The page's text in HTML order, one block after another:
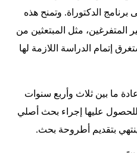
برنامج الدكتوراة. وتمنح هذه
المتفرغين، مثل المبتعثين من
إتمام الدراسة اللازمة لها
ما بين ثلاث وأربع سنوات
عليها إجراء بحث أصلي
بتقديم أطروحة بحث.